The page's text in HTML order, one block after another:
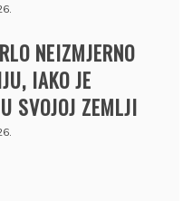
NEIZMJERNO
IAKO JE
SVOJOJ ZEMLJI